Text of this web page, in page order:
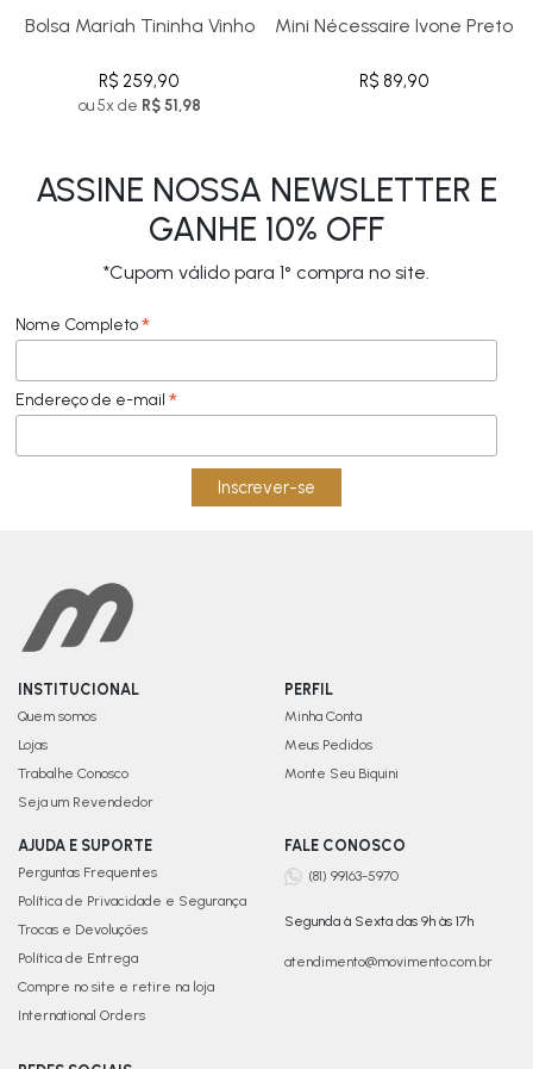
Bolsa Mariah Tininha Vinho
R$ 259,90
ou 5x de R$ 51,98
Mini Nécessaire Ivone Preto
R$ 89,90
ASSINE NOSSA NEWSLETTER E
GANHE 10% OFF
*Cupom válido para 1° compra no site.
Nome Completo*
Endereço de e-mail*
INSTITUCIONAL
Quem somos
Lojas
Trabalhe Conosco
Seja um Revendedor
PERFIL
Minha Conta
Meus Pedidos
Monte Seu Biquini
AJUDA E SUPORTE
Perguntas Frequentes
Política de Privacidade e Segurança
Trocas e Devoluções
Política de Entrega
Compre no site e retire na loja
International Orders
FALE CONOSCO
(81) 99163-5970
Segunda à Sexta das 9h às 17h
atendimento@movimento.com.br